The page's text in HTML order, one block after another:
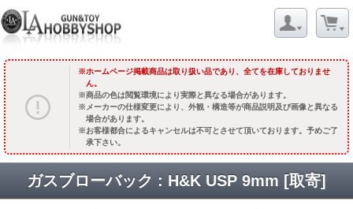
ホームページ掲載商品は取り扱い品であり、全てを在庫しておりませ
ん。
商品の色は閲覧環境により実際と異なる場合があります。
メーカーの仕様変更により、外観・構造等が商品説明及び画像と異なる
場合があります。
お客様都合によるキャンセルは不可とさせて頂いております。予めご了
承下さい。
ガスブローバック : H&K USP 9mm [取寄]